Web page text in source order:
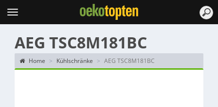
Topten
Menu
AEG TSC8M181BC
Home Kühlschränke AEG TSC8M181BC